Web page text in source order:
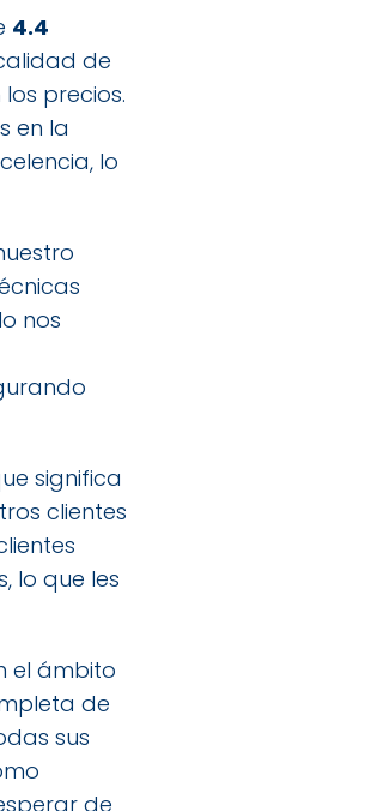
4.4
de
precios.
en la
lo
nos
significa
clientes
lo que les
el ámbito
de
sus
de